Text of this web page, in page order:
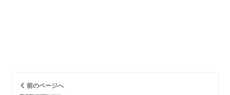
前のページへ